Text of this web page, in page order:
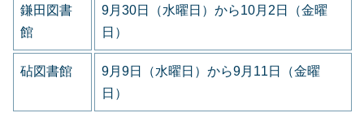
鎌田図書
館
9月30日（水曜日）から10月2日（金曜
日）
砧図書館
9月9日（水曜日）から9月11日（金曜
日）